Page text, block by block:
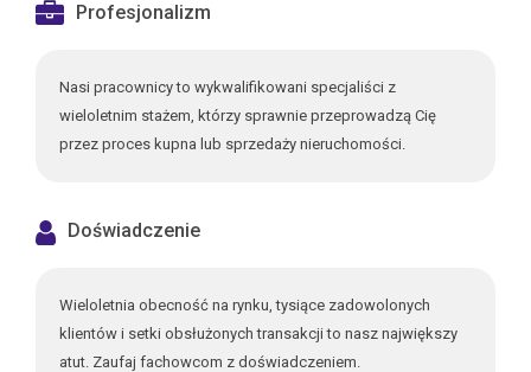
Profesjonalizm
Nasi pracownicy to wykwalifikowani specjaliści z
wieloletnim stażem, którzy sprawnie przeprowadzą Cię
przez proces kupna lub sprzedaży nieruchomości.
Doświadczenie
Wieloletnia obecność na rynku, tysiące zadowolonych
klientów i setki obsłużonych transakcji to nasz największy
atut. Zaufaj fachowcom z doświadczeniem.